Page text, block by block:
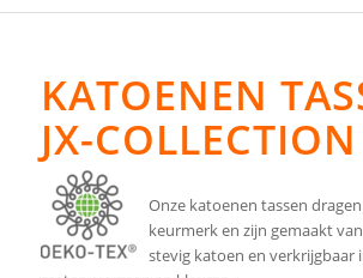
KATOENEN
JX-COLLECTION
Onze katoenen tassen
keurmerk en zijn gemaakt
stevig katoen en verkrijgbaar